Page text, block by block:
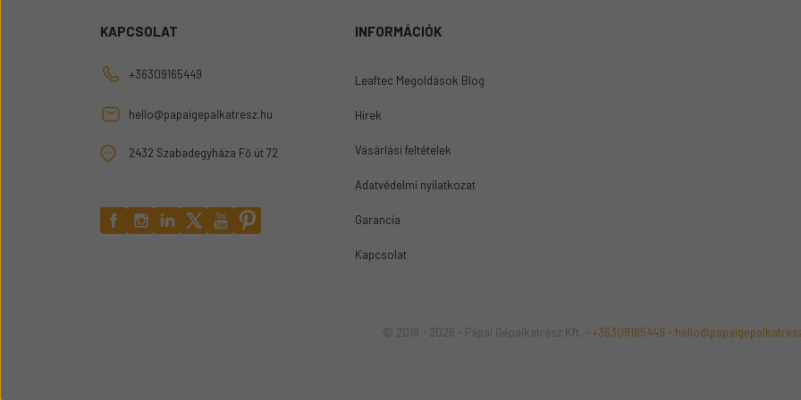
KAPCSOLAT
+36309165449
hello@papaigepalkatresz.hu
2432 Szabadegyháza Fő út 72
INFORMÁCIÓK
Leaftec Megoldások Blog
Hírek
Vásárlási feltételek
Adatvédelmi nyilatkozat
Garancia
Kapcsolat
© 2018 - 2026 - Pápai Gépalkatrész Kft. - +36309165449 -